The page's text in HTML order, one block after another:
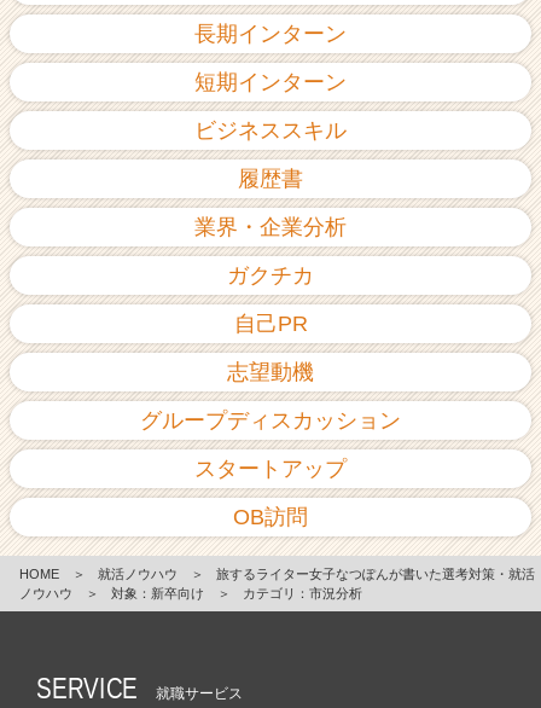
長期インターン
短期インターン
ビジネススキル
履歴書
業界・企業分析
ガクチカ
自己PR
志望動機
グループディスカッション
スタートアップ
OB訪問
HOME ＞ 就活ノウハウ ＞
旅するライター女子なつぽんが書いた選考対策・就活
ノウハウ
＞ 対象：新卒向け ＞ カテゴリ：市況分析
SERVICE 就職サービス